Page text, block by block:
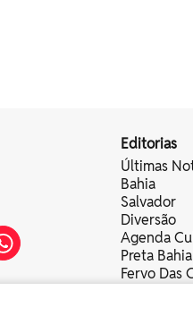
Editorias
Últimas
Bahia
Salvador
Diversão
Agenda
Preta Bahia
Fervo Das